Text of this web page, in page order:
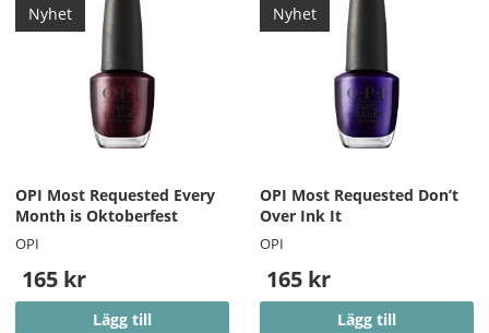
Nyhet
OPI Most Requested Every
Month is Oktoberfest
OPI
165 kr
Lägg till
Nyhet
OPI Most Requested Don’t
Over Ink It
OPI
165 kr
Lägg till